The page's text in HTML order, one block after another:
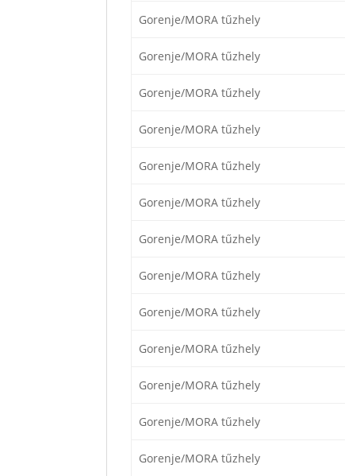
Gorenje/MORA tűzhely
Gorenje/MORA tűzhely
Gorenje/MORA tűzhely
Gorenje/MORA tűzhely
Gorenje/MORA tűzhely
Gorenje/MORA tűzhely
Gorenje/MORA tűzhely
Gorenje/MORA tűzhely
Gorenje/MORA tűzhely
Gorenje/MORA tűzhely
Gorenje/MORA tűzhely
Gorenje/MORA tűzhely
Gorenje/MORA tűzhely